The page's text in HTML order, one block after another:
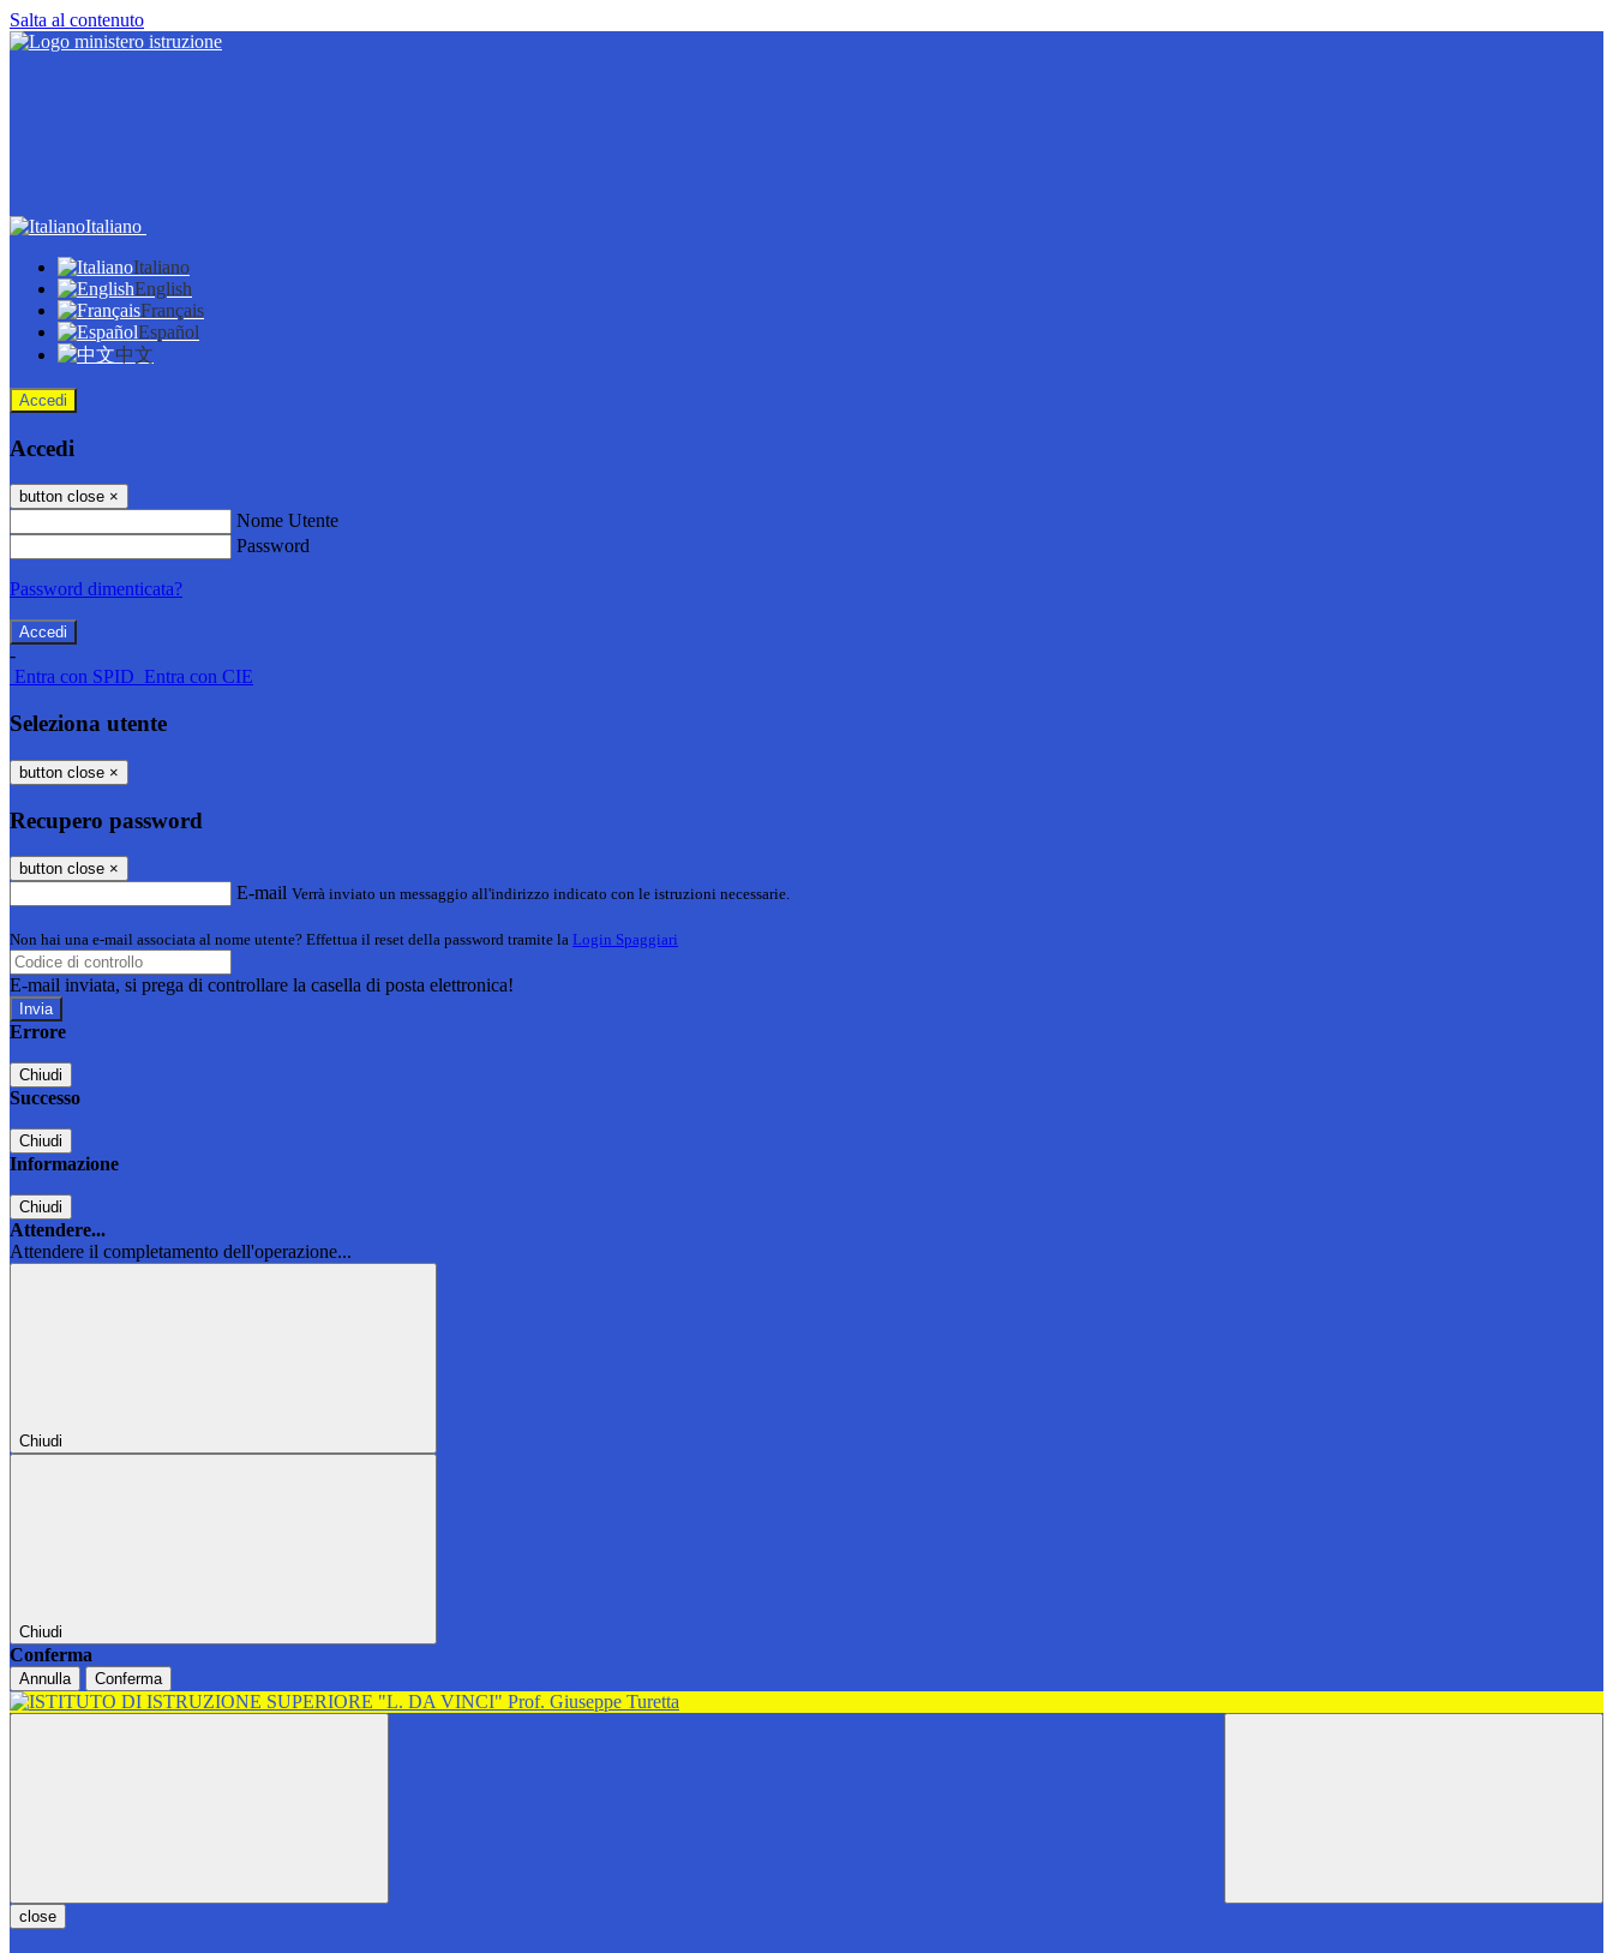
Salta al contenuto
Italiano
Italiano
English
Français
Español
中文
Accedi
Accedi
button close ×
Nome Utente
Password
Password dimenticata?
-
Entra con SPID Entra con CIE
Seleziona utente
button close ×
Recupero password
button close ×
E-mail Verrà inviato un messaggio all'indirizzo indicato con le istruzioni necessarie.
Non hai una e-mail associata al nome utente? Effettua il reset della password tramite la Login Spaggiari
E-mail inviata, si prega di controllare la casella di posta elettronica!
Errore
Chiudi
Successo
Chiudi
Informazione
Chiudi
Attendere...
Attendere il completamento dell'operazione...
Chiudi
Chiudi
Conferma
Annulla Conferma
close